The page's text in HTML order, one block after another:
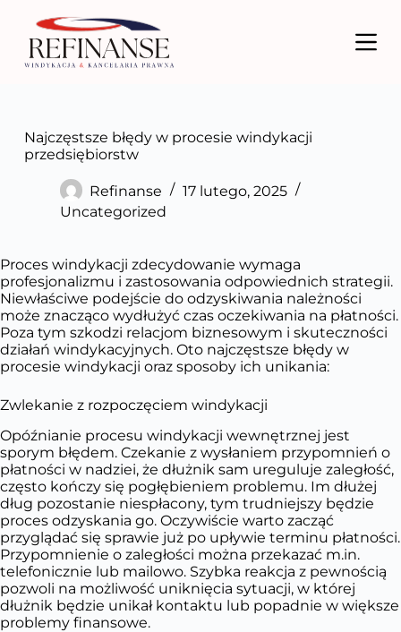
e
d
o
Najczęstsze błędy w procesie windykacji
przedsiębiorstw
Refinanse
17 lutego, 2025
Uncategorized
Proces windykacji zdecydowanie wymaga
profesjonalizmu i zastosowania odpowiednich strategii.
Niewłaściwe podejście do odzyskiwania należności
może znacząco wydłużyć czas oczekiwania na płatności.
Poza tym szkodzi relacjom biznesowym i skuteczności
działań windykacyjnych. Oto najczęstsze błędy w
procesie windykacji oraz sposoby ich unikania:
Zwlekanie z rozpoczęciem windykacji
Opóźnianie procesu windykacji wewnętrznej jest
sporym błędem. Czekanie z wysłaniem przypomnień o
płatności w nadziei, że dłużnik sam ureguluje zaległość,
często kończy się pogłębieniem problemu. Im dłużej
dług pozostanie niespłacony, tym trudniejszy będzie
proces odzyskania go. Oczywiście warto zacząć
przyglądać się sprawie już po upływie terminu płatności.
Przypomnienie o zaległości można przekazać m.in.
telefonicznie lub mailowo. Szybka reakcja z pewnością
pozwoli na możliwość uniknięcia sytuacji, w której
dłużnik będzie unikał kontaktu lub popadnie w większe
problemy finansowe.